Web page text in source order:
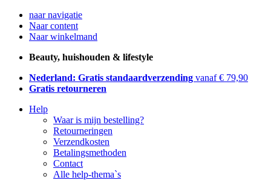
naar navigatie
Naar content
Naar winkelmand
Beauty, huishouden & lifestyle
Nederland: Gratis standaardverzending vanaf € 79,90
Gratis retourneren
Help
Waar is mijn bestelling?
Retourneringen
Verzendkosten
Betalingsmethoden
Contact
Alle help-thema`s